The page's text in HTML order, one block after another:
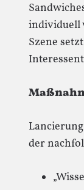
individuell
Szene
der